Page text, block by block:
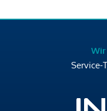
Service-